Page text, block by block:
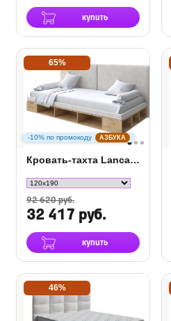
купить
-10% по промокоду АЗБУКА
65%
Кровать-тахта Lancaster 1
92 620 руб.
32 417 руб.
купить
46%